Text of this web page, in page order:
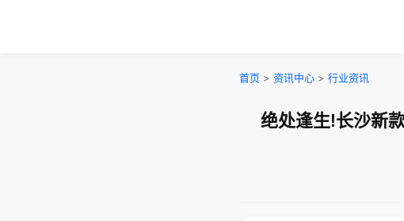
首页 > 资讯中心 > 行业资讯
绝处逢生!长沙新